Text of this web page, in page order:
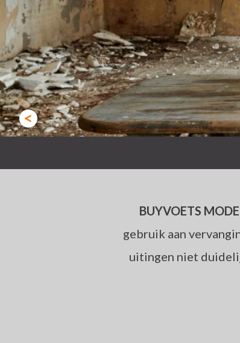
<
BUYVOETS
gebruik aan
uitingen niet